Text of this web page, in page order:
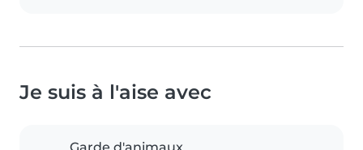
Je suis à l'aise avec